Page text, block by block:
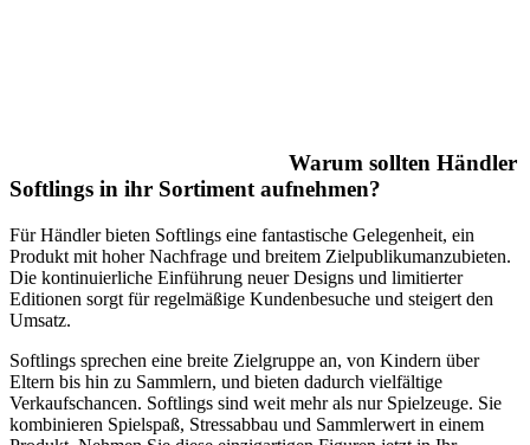
Warum sollten Händler
Softlings in ihr Sortiment aufnehmen?
Für Händler bieten Softlings eine fantastische Gelegenheit, ein
Produkt mit hoher Nachfrage und breitem Zielpublikumanzubieten.
Die kontinuierliche Einführung neuer Designs und limitierter
Editionen sorgt für regelmäßige Kundenbesuche und steigert den
Umsatz.
Softlings sprechen eine breite Zielgruppe an, von Kindern über
Eltern bis hin zu Sammlern, und bieten dadurch vielfältige
Verkaufschancen. Softlings sind weit mehr als nur Spielzeuge. Sie
kombinieren Spielspaß, Stressabbau und Sammlerwert in einem